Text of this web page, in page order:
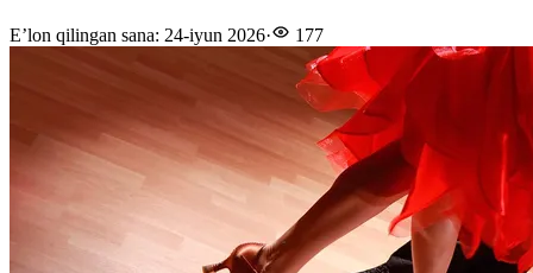
E’lon qilingan sana: 24-iyun 2026· 177